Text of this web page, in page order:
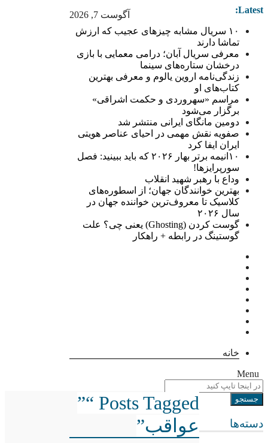
آگوست 7, 2026 Latest:
۱۰ سریال مشابه چیزهای عجیب که ارزش
تماشا دارند
معرفی سریال آبان؛ درامی معمایی با بازی
درخشان ستاره‌های سینما
زندگی‌نامه اروین یالوم و معرفی بهترین
کتاب‌های او
مراسم «سهروردی و حکمت اشراقی»
برگزار می‌شود
دومین مانگای ایرانی منتشر شد
صفویه نقش مهمی در احیای عناصر هویتی
ایران ایفا کرد
۱۰انیمه برتر بهار ۲۰۲۶ که باید ببینید: فصل
سورپرایزها!
وداع با رهبر شهید انقلاب
بهترین خوانندگان جهان؛ از اسطوره‌های
کلاسیک تا معروف‌ترین خواننده جهان در
سال ۲۰۲۶
گوست کردن (Ghosting) یعنی چی؟ علت
گوستینگ در رابطه + راهکار
خانه
Menu
دسته‌ها
Posts Tagged “”
عواقب”